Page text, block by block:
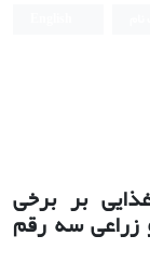
بر برخی
زراعی سه رقم